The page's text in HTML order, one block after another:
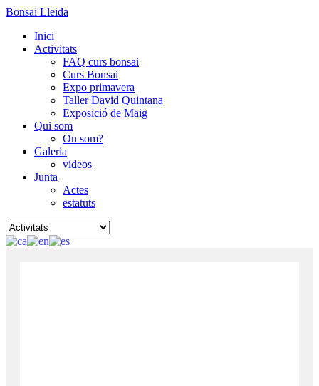
Bonsai Lleida
Inici
Activitats
FAQ curs bonsai
Curs Bonsai
Expo primavera
Taller David Quintana
Exposició de Maig
Qui som
On som?
Galeria
videos
Junta
Actes
estatuts